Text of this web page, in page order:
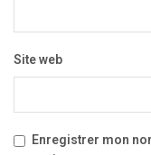
Site web
Enregistrer mon